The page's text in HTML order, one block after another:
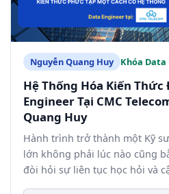
Nguyễn Quang Huy Khóa Data
Hệ Thống Hóa Kiến Thức
Engineer Tại CMC
Quang Huy
Hành trình trở thành một Kỹ
lớn không phải lúc nào cũng
đòi hỏi sự liên tục học hỏi và